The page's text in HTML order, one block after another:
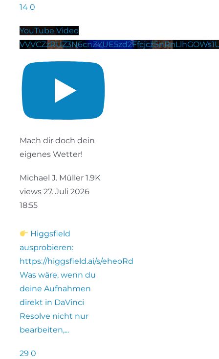
14 0
YouTube Video
Mach dir doch dein
eigenes Wetter!
Michael J. Müller 1.9K
views 27. Juli 2026
18:55
Higgsfield
ausprobieren:
https://higgsfield.ai/s/eheoRd
Was wäre, wenn du
deine Aufnahmen
direkt in DaVinci
Resolve nicht nur
bearbeiten,...
29 0